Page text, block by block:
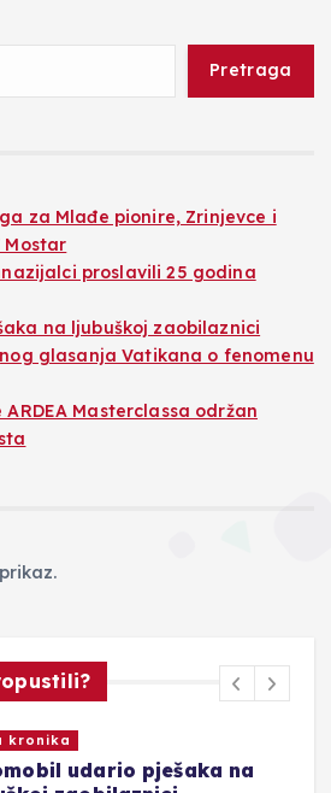
Pretraga
za Mlađe pionire, Zrinjevce i
Mostar
proslavili 25 godina
na ljubuškoj zaobilaznici
glasanja Vatikana o fenomenu
Masterclassa održan
kronika
udario pješaka na